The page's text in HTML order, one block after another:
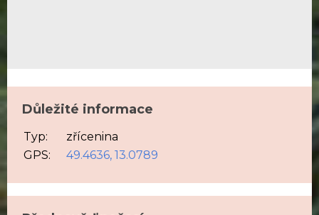
Důležité informace
Typ:
zřícenina
GPS:
49.4636, 13.0789